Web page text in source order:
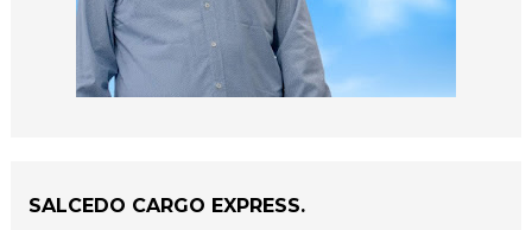
SALCEDO CARGO EXPRESS.